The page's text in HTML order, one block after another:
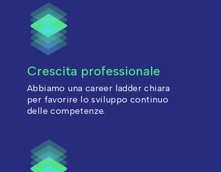
Crescita professionale
Abbiamo una career ladder chiara
per favorire lo sviluppo continuo
delle competenze.